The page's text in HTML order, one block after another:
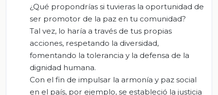
¿Qué propondrías si tuvieras la oportunidad de
ser promotor de la paz en tu comunidad?
Tal vez, lo haría a través de tus propias
acciones, respetando la diversidad,
fomentando la tolerancia y la defensa de la
dignidad humana.
Con el fin de impulsar la armonía y paz social
en el país, por ejemplo, se estableció la justicia